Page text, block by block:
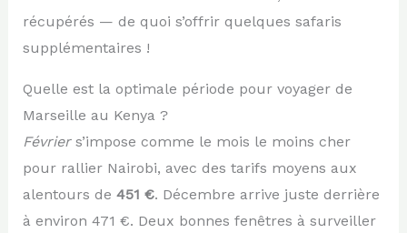
récupérés — de quoi s’offrir quelques safaris
supplémentaires !
Quelle est la optimale période pour voyager de
Marseille au Kenya ?
Févriers’impose comme le mois le moins cher
pour rallier Nairobi, avec des tarifs moyens aux
alentours de 451 €. Décembre arrive juste derrière
à environ 471 €. Deux bonnes fenêtres à surveiller